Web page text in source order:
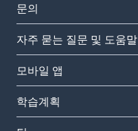
문의
자주 묻는 질문 및 도움말
모바일 앱
학습계획